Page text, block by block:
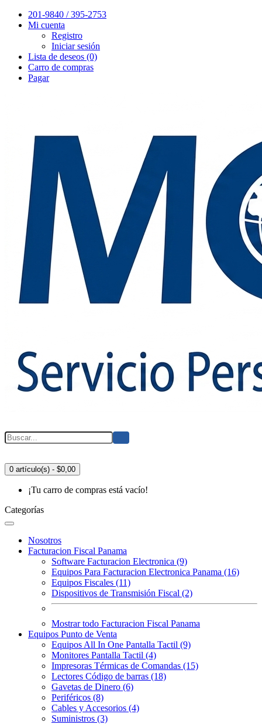
201-9840 / 395-2753
Mi cuenta
Registro
Iniciar sesión
Lista de deseos (0)
Carro de compras
Pagar
0 artículo(s) - $0,00
¡Tu carro de compras está vacío!
Categorías
Nosotros
Facturacion Fiscal Panama
Software Facturacion Electronica (9)
Equipos Para Facturacion Electronica Panama (16)
Equipos Fiscales (11)
Dispositivos de Transmisión Fiscal (2)
Mostrar todo Facturacion Fiscal Panama
Equipos Punto de Venta
Equipos All In One Pantalla Tactil (9)
Monitores Pantalla Tactil (4)
Impresoras Térmicas de Comandas (15)
Lectores Código de barras (18)
Gavetas de Dinero (6)
Periféricos (8)
Cables y Accesorios (4)
Suministros (3)